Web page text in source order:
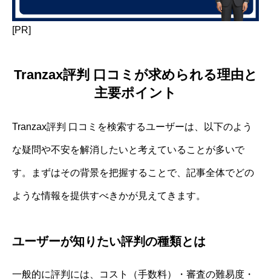
[PR]
Tranzax評判 口コミが求められる理由と
主要ポイント
Tranzax評判 口コミを検索するユーザーは、以下のよう
な疑問や不安を解消したいと考えていることが多いで
す。まずはその背景を把握することで、記事全体でどの
ような情報を提供すべきかが見えてきます。
ユーザーが知りたい評判の種類とは
一般的に評判には、コスト（手数料）・審査の難易度・